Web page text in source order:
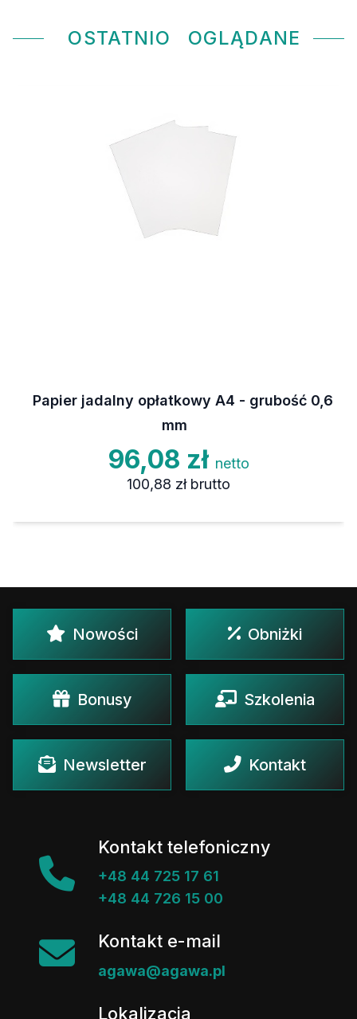
OSTATNIO OGLĄDANE
Papier jadalny opłatkowy A4 - grubość 0,6
mm
96,08 zł netto
100,88 zł brutto
Nowości Obniżki
Bonusy Szkolenia
Newsletter Kontakt
Kontakt telefoniczny
+48 44 725 17 61
+48 44 726 15 00
Kontakt e-mail
agawa@agawa.pl
Lokalizacja